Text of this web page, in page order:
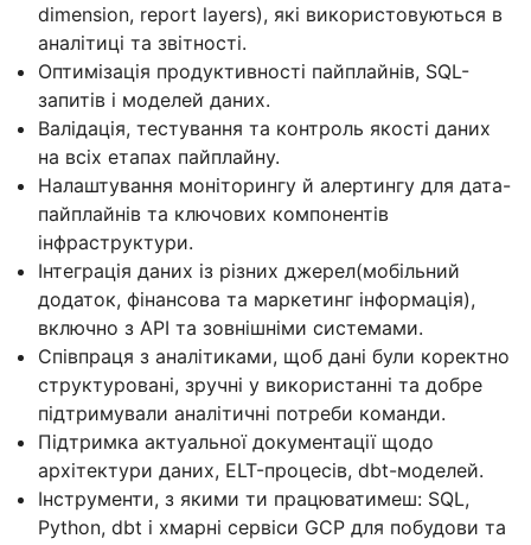
dimension, report layers), які використовуються в
аналітиці та звітності.
Оптимізація продуктивності пайплайнів, SQL-
запитів і моделей даних.
Валідація, тестування та контроль якості даних
на всіх етапах пайплайну.
Налаштування моніторингу й алертингу для дата-
пайплайнів та ключових компонентів
інфраструктури.
Інтеграція даних із різних джерел(мобільний
додаток, фінансова та маркетинг інформація),
включно з API та зовнішніми системами.
Співпраця з аналітиками, щоб дані були коректно
структуровані, зручні у використанні та добре
підтримували аналітичні потреби команди.
Підтримка актуальної документації щодо
архітектури даних, ELT-процесів, dbt-моделей.
Інструменти, з якими ти працюватимеш: SQL,
Python, dbt і хмарні сервіси GCP для побудови та